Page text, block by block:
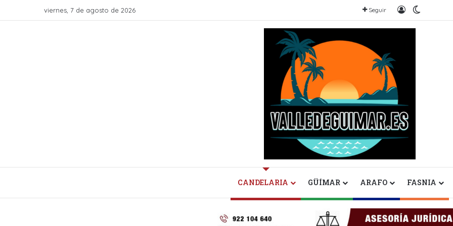
viernes, 7 de agosto de 2026 Seguir Iniciar sesión
Switch
CANDELARIA GÜÍMAR ARAFO FASNIA